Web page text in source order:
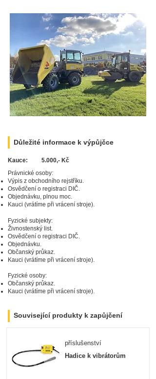
Zarezervujte si produkt ještě dnes!
Důležité informace k výpůjčce
Kauce:
5.000,- Kč
Právnické osoby:
Výpis z obchodního rejstříku.
Osvědčení o registraci DIČ.
Objednávku, plnou moc.
Kauci (vrátíme při vrácení stroje).
Fyzické subjekty:
Živnostenský list.
Osvědčení o registraci DIČ.
Objednávku.
Občanský průkaz.
Kauci (vrátíme při vrácení stroje).
Fyzické osoby:
Občanský průkaz.
Kauci (vrátíme při vrácení stroje).
Související produkty k zapůjčení
příslušenství
Hadice k vibrátorům